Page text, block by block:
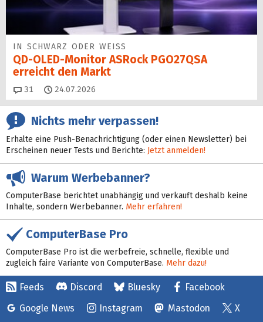
IN SCHWARZ ODER WEISS
QD-OLED-Monitor ASRock PGO27QSA
erreicht den Markt
31 Kommentare
24.07.2026
Nichts mehr verpassen!
Erhalte eine Push-Benachrichtigung (oder einen Newsletter) bei
Erscheinen neuer Tests und Berichte: Jetzt anmelden!
Warum Werbebanner?
ComputerBase berichtet unabhängig und verkauft deshalb keine
Inhalte, sondern Werbebanner. Mehr erfahren!
ComputerBase Pro
ComputerBase Pro ist die werbefreie, schnelle, flexible und
zugleich faire Variante von ComputerBase. Mehr dazu!
Feeds Discord Bluesky
Facebook
Google News
Instagram Mastodon X